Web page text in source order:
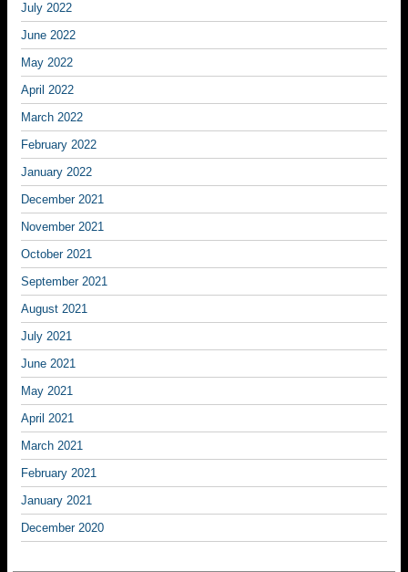
July 2022
June 2022
May 2022
April 2022
March 2022
February 2022
January 2022
December 2021
November 2021
October 2021
September 2021
August 2021
July 2021
June 2021
May 2021
April 2021
March 2021
February 2021
January 2021
December 2020